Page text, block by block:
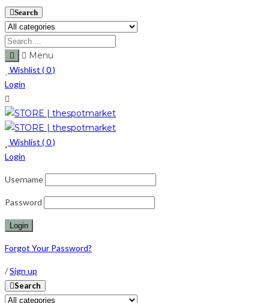
Search
Menu
Wishlist (0)
Login
Wishlist (0)
Login
Username
Password
Forgot Your Password?
/Sign up
Search